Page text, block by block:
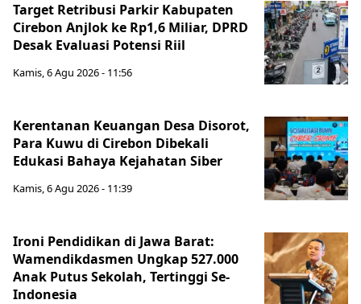
Target Retribusi Parkir Kabupaten
Cirebon Anjlok ke Rp1,6 Miliar, DPRD
Desak Evaluasi Potensi Riil
Kamis, 6 Agu 2026 - 11:56
Kerentanan Keuangan Desa Disorot,
Para Kuwu di Cirebon Dibekali
Edukasi Bahaya Kejahatan Siber
Kamis, 6 Agu 2026 - 11:39
Ironi Pendidikan di Jawa Barat:
Wamendikdasmen Ungkap 527.000
Anak Putus Sekolah, Tertinggi Se-
Indonesia